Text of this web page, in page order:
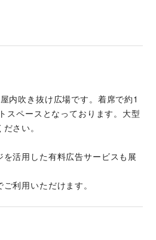
内吹き抜け広場です。着席で約1
スペースとなっております。大型
さい。
活用した有料広告サービスも展
利用いただけます。